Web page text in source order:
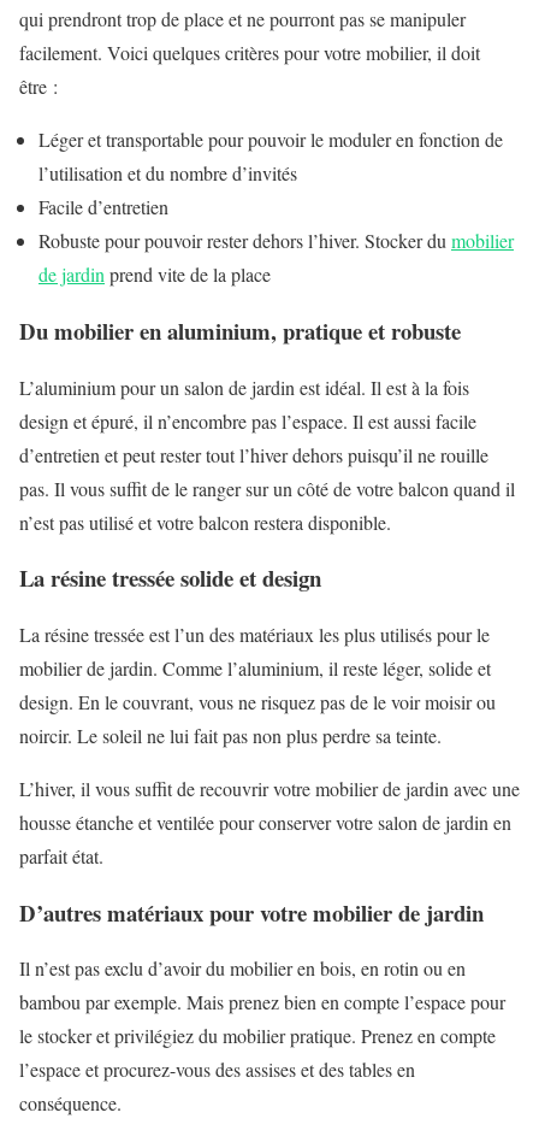
qui prendront trop de place et ne pourront pas se manipuler
facilement. Voici quelques critères pour votre mobilier, il doit
être :
Léger et transportable pour pouvoir le moduler en fonction de
l’utilisation et du nombre d’invités
Facile d’entretien
Robuste pour pouvoir rester dehors l’hiver. Stocker du mobilier
de jardin prend vite de la place
Du mobilier en aluminium, pratique et robuste
L’aluminium pour un salon de jardin est idéal. Il est à la fois
design et épuré, il n’encombre pas l’espace. Il est aussi facile
d’entretien et peut rester tout l’hiver dehors puisqu’il ne rouille
pas. Il vous suffit de le ranger sur un côté de votre balcon quand il
n’est pas utilisé et votre balcon restera disponible.
La résine tressée solide et design
La résine tressée est l’un des matériaux les plus utilisés pour le
mobilier de jardin. Comme l’aluminium, il reste léger, solide et
design. En le couvrant, vous ne risquez pas de le voir moisir ou
noircir. Le soleil ne lui fait pas non plus perdre sa teinte.
L’hiver, il vous suffit de recouvrir votre mobilier de jardin avec une
housse étanche et ventilée pour conserver votre salon de jardin en
parfait état.
D’autres matériaux pour votre mobilier de jardin
Il n’est pas exclu d’avoir du mobilier en bois, en rotin ou en
bambou par exemple. Mais prenez bien en compte l’espace pour
le stocker et privilégiez du mobilier pratique. Prenez en compte
l’espace et procurez-vous des assises et des tables en
conséquence.